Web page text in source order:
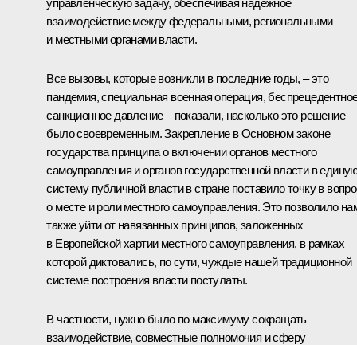
взаимодействие между федеральными, региональными
и местными органами власти.
Все вызовы, которые возникли в последние годы, ‒ это
пандемия, специальная военная операция,
санкционное давление ‒ показали, насколько это решение
было своевременным. Закрепление в Основном законе
государства принципа о включении органов местного
самоуправления и органов государственной власти в
систему публичной власти в стране поставило точку в
о месте и роли местного самоуправления. Это позволило
также уйти от навязанных принципов, заложенных
в Европейской хартии местного самоуправления, в рамках
которой диктовались, по сути, чуждые нашей традиционной
системе построения власти постулаты.
В частности, нужно было по максимуму сокращать
взаимодействие, совместные полномочия и сферу